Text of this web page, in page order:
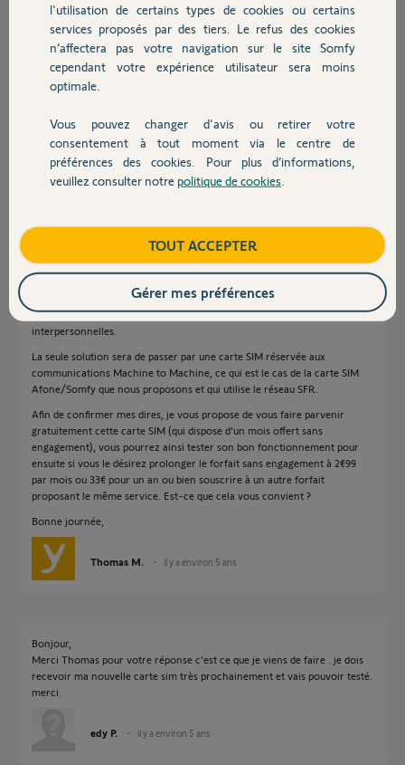
Autres produits
Devis avec un pro
Contact
Participer au fil de discussion
Réponses
Bonjour Edy,
Je vous informe que FREE fait la chasse aux équipements qui utilisent leur
carte SIM dans un système automatique d'envoi de SMS et donc en
fonctionne pas ou fonctionne de manière aléatoire.
En effet, Free bloque l'IMEI de la Centrale/Transmetteur et rend
impossible sa connexion à leur réseau GSM. Cette carte SIM
Free se défend par le fait qu'il est clairement inscrit dans leur contrat que
cette carte SIM est réservée à un usage pour des communications
interpersonnelles.
La seule solution sera de passer par une carte SIM réservée aux
communications Machine to Machine, ce qui est le cas de la carte SIM
Afone/Somfy que nous proposons et qui utilise le réseau SFR.
Afin de confirmer mes dires, je vous propose de vous faire parvenir
gratuitement cette carte SIM (qui dispose d'un mois offert sans
engagement), vous pourrez ainsi tester son bon fonctionnement pour
ensuite si vous le désirez prolonger le forfait sans engagement à 2€99
par mois ou 33€ pour un an ou bien souscrire à un autre forfait
proposant le même service. Est-ce que cela vous convient ?
Bonne journée,
Thomas M. il y a environ 5 ans
Bonjour,
Merci Thomas pour votre réponse c'est ce que je viens de faire . je dois
recevoir ma nouvelle carte sim très prochainement et vais pouvoir testé.
merci.
edy P. il y a environ 5 ans
l'utilisation de certains types de cookies ou certains
services proposés par des tiers. Le refus des cookies
n’affectera pas votre navigation sur le site Somfy
cependant votre expérience utilisateur sera moins
optimale.
Vous pouvez changer d'avis ou retirer votre
consentement à tout moment via le centre de
préférences des cookies. Pour plus d’informations,
veuillez consulter notre politique de cookies
TOUT ACCEPTER
Gérer mes préférences